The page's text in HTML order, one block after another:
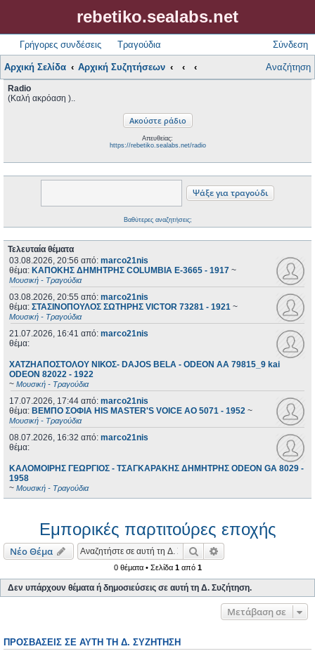
rebetiko.sealabs.net
Γρήγορες συνδέσεις Τραγούδια Σύνδεση
Αρχική Σελίδα Αρχική Συζητήσεων Αναζήτηση
Radio
(Καλή ακρόαση )..
Απευθείας:
https://rebetiko.sealabs.net/radio
Βαθύτερες αναζητήσεις;
Τελευταία θέματα
03.08.2026, 20:56 από: marco21nis
θέμα: ΚΑΠΟΚΗΣ ΔΗΜΗΤΡΗΣ COLUMBIA E-3665 - 1917 ~
Μουσική - Τραγούδια
03.08.2026, 20:55 από: marco21nis
θέμα: ΣΤΑΣΙΝΟΠΟΥΛΟΣ ΣΩΤΗΡΗΣ VICTOR 73281 - 1921 ~
Μουσική - Τραγούδια
21.07.2026, 16:41 από: marco21nis
θέμα:
ΧΑΤΖΗΑΠΟΣΤΟΛΟΥ ΝΙΚΟΣ- DAJOS BELA - ODEON AA 79815_9 kai
ODEON 82022 - 1922
~ Μουσική - Τραγούδια
17.07.2026, 17:44 από: marco21nis
θέμα: ΒΕΜΠΟ ΣΟΦΙΑ HIS MASTER'S VOICE AO 5071 - 1952 ~
Μουσική - Τραγούδια
08.07.2026, 16:32 από: marco21nis
θέμα:
ΚΑΛΟΜΟΙΡΗΣ ΓΕΩΡΓΙΟΣ - ΤΣΑΓΚΑΡΑΚΗΣ ΔΗΜΗΤΡΗΣ ODEON GA 8029 -
1958
~ Μουσική - Τραγούδια
Εμπορικές παρτιτούρες εποχής
Νέο Θέμα Αναζήτηση
0 θέματα • Σελίδα 1από 1
Δεν υπάρχουν θέματα ή δημοσιεύσεις σε αυτή τη Δ. Συζήτηση.
Μετάβαση σε
ΠΡΟΣΒΆΣΕΙΣ ΣΕ ΑΥΤΉ ΤΗ Δ. ΣΥΖΉΤΗΣΗ